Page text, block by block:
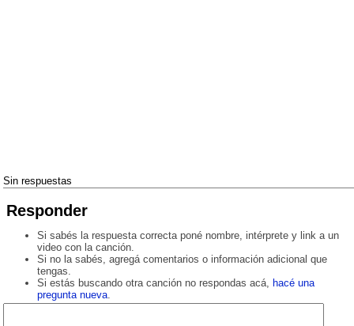
Sin respuestas
Responder
Si sabés la respuesta correcta poné nombre, intérprete y link a un
video con la canción.
Si no la sabés, agregá comentarios o información adicional que
tengas.
Si estás buscando otra canción no respondas acá, hacé una
pregunta nueva.